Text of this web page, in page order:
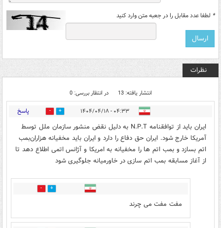
* لطفا عدد مقابل را در جعبه متن وارد کنید
نظرات
انتشار یافته: 13 در انتظار بررسی: 0
۰۴:۳۳ - ۱۴۰۴/۰۴/۱۸ 13 پاسخ
ایران باید از توافقنامه N.P.T به دلیل نقض منشور سازمان ملل توسط
آمریکا خارج شود. ایران حق دفاع را دارد و ایران باید مخفیانه هزاران‌بمب
اتم بسازد و بمب اتم ها را مخفیانه به امریکا و آژانس اتمی اطلاع دهد تا
از آغاز مسابقه بمب اتم سازی در خاورمیانه جلوگیری شود
0
مفت مفت می چرند